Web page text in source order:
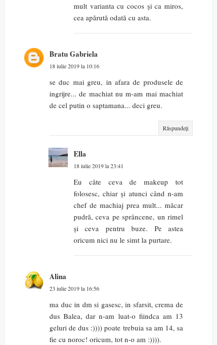
mult varianta cu cocos și ca miros,
cea apărută odată cu asta.
Bratu Gabriela
18 iulie 2019 la 10:16
se duc mai greu, in afara de produsele de
ingrijre... de machiat nu m-am mai machiat
de cel putin o saptamana... deci greu.
Răspundeți
Ella
18 iulie 2019 la 23:41
Eu câte ceva de makeup tot
folosesc, chiar și atunci când n-am
chef de machiaj prea mult... măcar
pudră, ceva pe sprâncene, un rimel
și ceva pentru buze. Pe astea
oricum nici nu le simt la purtare.
Alina
23 iulie 2019 la 16:56
ma duc in dm si gasesc, in sfarsit, crema de
dus Balea, dar n-am luat-o fiindca am 13
geluri de dus :)))) poate trebuia sa am 14, sa
fie cu noroc! oricum, tot n-o am :)))).